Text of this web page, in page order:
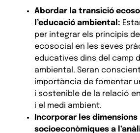
Abordar la transició
l’educació ambiental:
per integrar els principis
ecosocial en les seves
educatives dins del camp
ambiental. Seran
importància de fomentar
i sostenible de la relació
i el medi ambient.
Incorporar les dimensions
socioeconòmiques a